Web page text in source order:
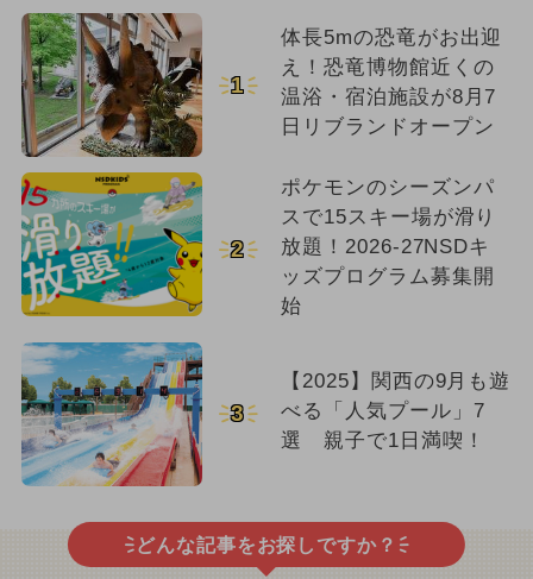
1
体長5mの恐竜がお出迎
え！恐竜博物館近くの
温浴・宿泊施設が8月7
日リブランドオープン
2
ポケモンのシーズンパ
スで15スキー場が滑り
放題！2026-27NSDキ
ッズプログラム募集開
始
3
【2025】関西の9月も遊
べる「人気プール」7
選 親子で1日満喫！
どんな記事をお探しですか？